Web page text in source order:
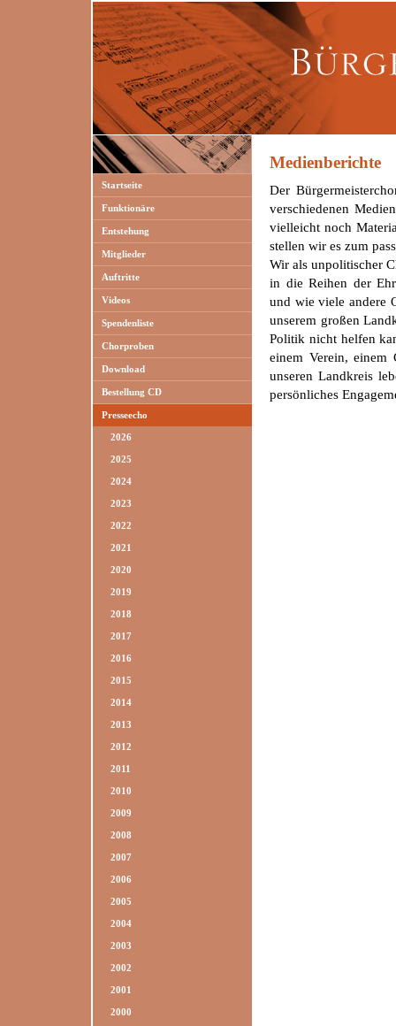
Startseite
Funktionäre
Entstehung
Mitglieder
Auftritte
Videos
Spendenliste
Chorproben
Download
Bestellung CD
Presseecho
2026
2025
2024
2023
2022
2021
2020
2019
2018
2017
2016
2015
2014
2013
2012
2011
2010
2009
2008
2007
2006
2005
2004
2003
2002
2001
2000
Medienberichte
Der
verschiedenen
vielleicht noch
stellen wir es zum
Wir als unpolitischer
in die Reihen der
und wie viele andere
unserem großen
Politik nicht helfen
einem Verein, einem
unseren Landkreis
persönliches